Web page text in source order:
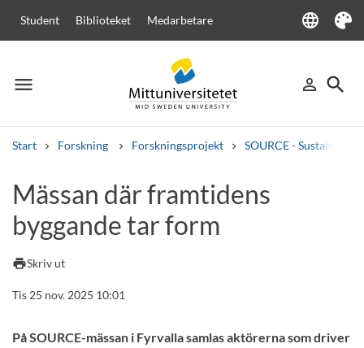
Student Biblioteket Medarbetare language
Language
Tema
menu
Meny person_outline
Logga in
search
Sök
Start Forskning Forskningsprojekt SOURCE -
Andra söktjänster
Kurser och programKursplaner Välkomstbrev
Lediga jobb
Mässan där framtidens
byggande tar form
printSkriv ut
Tis 25 nov. 2025 10:01
På SOURCE-mässan i Fyrvalla samlas aktörerna som driver